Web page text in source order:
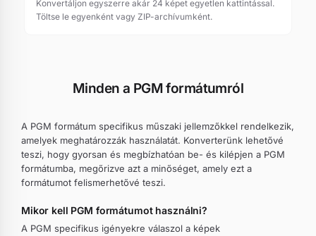
Konvertáljon egyszerre akár 24 képet egyetlen kattintással.
Töltse le egyenként vagy ZIP-archívumként.
Minden a PGM formátumról
A PGM formátum specifikus műszaki jellemzőkkel rendelkezik,
amelyek meghatározzák használatát. Konverterünk lehetővé
teszi, hogy gyorsan és megbízhatóan be- és kilépjen a PGM
formátumba, megőrizve azt a minőséget, amely ezt a
formátumot felismerhetővé teszi.
Mikor kell PGM formátumot használni?
A PGM specifikus igényekre válaszol a képek